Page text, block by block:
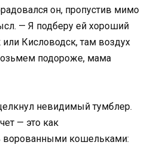
он, пропустив мимо
— Я подберу ей хороший
или Кисловодск, там воздух
подороже, мама
невидимый тумблер.
— это как
ворованными кошельками: